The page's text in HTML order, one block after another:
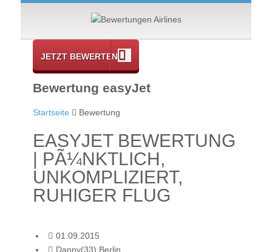
JETZT BEWERTEN
Bewertung easyJet
Startseite Bewertung
EASYJET BEWERTUNG
| PÃ¼NKTLICH,
UNKOMPLIZIERT,
RUHIGER FLUG
01.09.2015
Danny(33) Berlin